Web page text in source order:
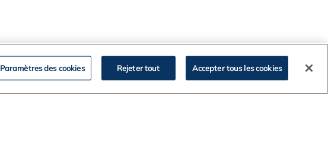
Paramètres des cookies Rejeter tout Accepter tous les cookies